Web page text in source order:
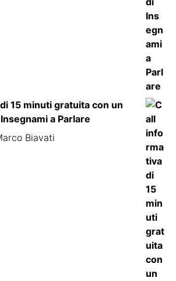
15 minuti gratuita con un
a Parlare
Biavati